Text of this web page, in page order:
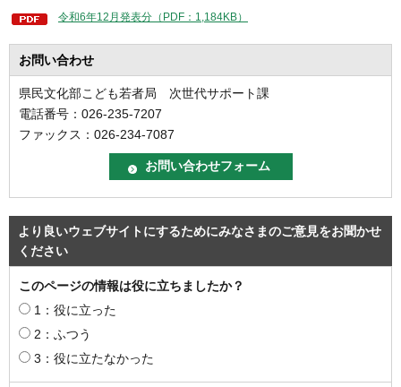
令和6年12月発表分（PDF：1,184KB）
お問い合わせ
県民文化部こども若者局 次世代サポート課
電話番号：026-235-7207
ファックス：026-234-7087
より良いウェブサイトにするためにみなさまのご意見をお聞かせ
ください
このページの情報は役に立ちましたか？
1：役に立った
2：ふつう
3：役に立たなかった